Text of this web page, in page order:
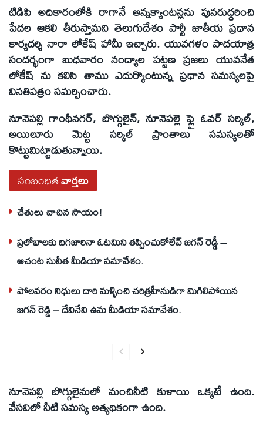
టిడిపి అధికారంలోకి రాగానే అన్నక్యాంటన్లను పునరుద్దరించి
పేదల ఆకలి తీరుస్తామని తెలుగుదేశం పార్టీ జాతీయ ప్రధాన
కార్యదర్శి నారా లోకేష్ హామీ ఇచ్చారు. యువగళం పాదయాత్ర
సందర్భంగా బుధవారం నంద్యాల పట్టణ ప్రజలు యువనేత
లోకేష్ ను కలిసి తాము ఎదుర్కొంటున్న ప్రధాన సమస్యలపై
వినతిపత్రం సమర్పించారు.
నూనెపల్లి గాంధీనగర్, బొగ్గులైన్, నూనెపల్లె ఫ్లై ఓవర్ సర్కిల్,
అయిలూరు మెట్ట సర్కిల్ ప్రాంతాలు సమస్యలతో
కొట్టుమిట్టాడుతున్నాయి.
సంబంధితవార్తలు
చేతులు చాచిన సాయం!
ప్రలోభాలకు దిగజారినా ఓటమిని తప్పించుకోలేవ్ జగన్ రెడ్డీ –
ఆచంట సునీత మీడియా సమావేశం.
పోలవరం నిధులు దారి మళ్ళించి చరిత్రహీనుడిగా మిగిలిపోయిన
జగన్ రెడ్డి – దేవినేని ఉమ మీడియా సమావేశం.
నూనెపల్లి బొగ్గులైనులో మంచినీటి కుళాయి ఒక్కటే ఉంది.
వేసవిలో నీటి సమస్య అత్యధికంగా ఉంది.